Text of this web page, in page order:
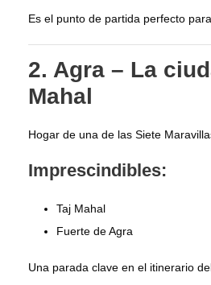
Es el punto de partida perfecto
2. Agra – La
Mahal
Hogar de una de las Siete
Imprescindibles:
Taj Mahal
Fuerte de Agra
Una parada clave en el itinerario